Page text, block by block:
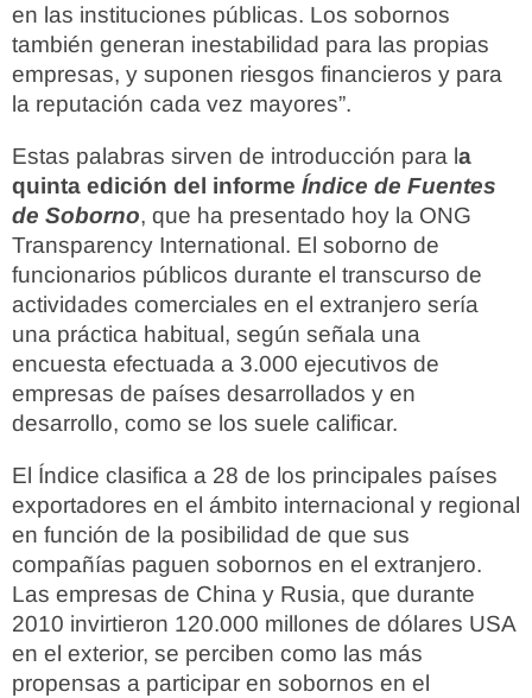
en las instituciones públicas. Los sobornos
también generan inestabilidad para las propias
empresas, y suponen riesgos financieros y para
la reputación cada vez mayores”.
Estas palabras sirven de introducción para la
quinta edición del informe Índice de Fuentes
de Soborno, que ha presentado hoy la ONG
Transparency International. El soborno de
funcionarios públicos durante el transcurso de
actividades comerciales en el extranjero sería
una práctica habitual, según señala una
encuesta efectuada a 3.000 ejecutivos de
empresas de países desarrollados y en
desarrollo, como se los suele calificar.
El Índice clasifica a 28 de los principales países
exportadores en el ámbito internacional y regional
en función de la posibilidad de que sus
compañías paguen sobornos en el extranjero.
Las empresas de China y Rusia, que durante
2010 invirtieron 120.000 millones de dólares USA
en el exterior, se perciben como las más
propensas a participar en sobornos en el